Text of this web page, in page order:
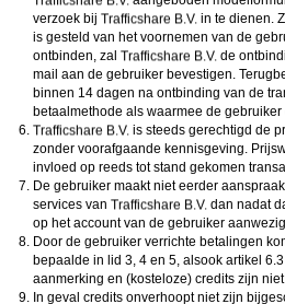
verzoek bij
in te dienen.
is gesteld van het voornemen van de
ontbinden, zal
de
mail aan de gebruiker bevestigen.
binnen 14 dagen na ontbinding van de
betaalmethode als waarmee de
is steeds gerechtigd de
zonder voorafgaande kennisgeving.
invloed op reeds tot stand gekomen
De gebruiker maakt niet eerder
services van
dan nadat
op het account van de gebruiker
Door de gebruiker verrichte betalingen
bepaalde in lid 3, 4 en 5, alsook artikel
aanmerking en (kosteloze) credits zijn
In geval credits onverhoopt niet zijn